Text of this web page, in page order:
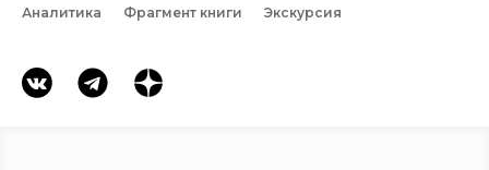
Аналитика
Фрагмент книги Экскурсия